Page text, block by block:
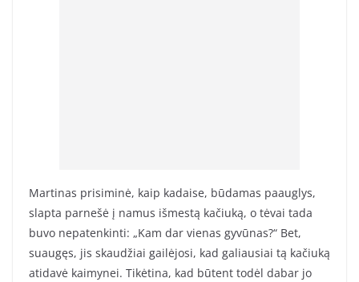
Martinas prisiminė, kaip kadaise, būdamas paauglys,
slapta parnešė į namus išmestą kačiuką, o tėvai tada
buvo nepatenkinti: „Kam dar vienas gyvūnas?“ Bet,
suaugęs, jis skaudžiai gailėjosi, kad galiausiai tą kačiuką
atidavė kaimynei. Tikėtina, kad būtent todėl dabar jo